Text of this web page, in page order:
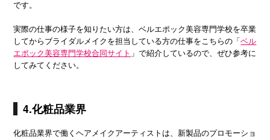
です。
実際の仕事の様子を知りたい方は、ベルエポック美容専門学校を卒業
してからブライダルメイクを担当している方の仕事をこちらの「ベル
エポック美容専門学校合同サイト 」で紹介しているので、ぜひ参考に
してみてください。
4.化粧品業界
化粧品業界で働くヘアメイクアーティストは、新製品のプロモーショ